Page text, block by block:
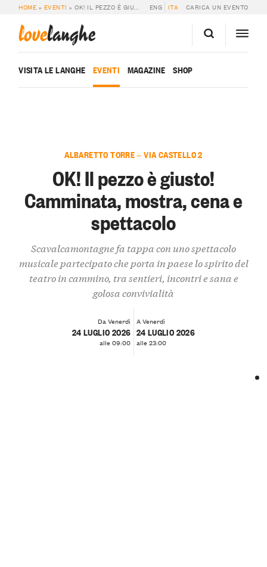
HOME » EVENTI »OK! IL PEZZO È GIUSTO! CAMMINATA, MOSTRA, CENA E SPETTACOLO ENG ITA CARICA UN EVENTO
lovelanghe
VISITA LE LANGHE EVENTI MAGAZINE SHOP
ALBARETTO TORRE — VIA CASTELLO 2
OK! Il pezzo è giusto!
Camminata, mostra, cena e
spettacolo
Scavalcamontagne fa tappa con uno spettacolo
musicale partecipato che porta in paese lo spirito del
teatro in cammino, tra sentieri, incontri e sana e
golosa convivialità
Da Venerdì
24 LUGLIO 2026
alle 09:00
A Venerdì
24 LUGLIO 2026
alle 23:00